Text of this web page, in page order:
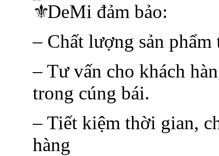
DeMi đảm bảo:
– Chất lượng sản
– Tư vấn cho khách
trong cúng bái.
– Tiết kiệm thời gian,
hàng